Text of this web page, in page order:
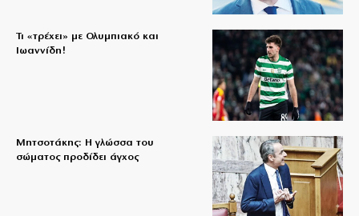
Τι «τρέχει» με Ολυμπιακό και
Ιωαννίδη!
Μητσοτάκης: Η γλώσσα του
σώματος προδίδει άγχος